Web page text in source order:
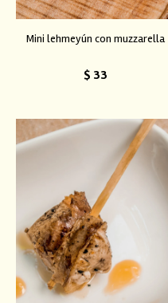
Mini lehmeyún con muzzarella
$ 33